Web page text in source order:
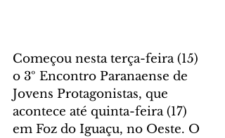
Começou nesta terça-feira (15)
o 3º Encontro Paranaense de
Jovens Protagonistas, que
acontece até quinta-feira (17)
em Foz do Iguaçu, no Oeste. O